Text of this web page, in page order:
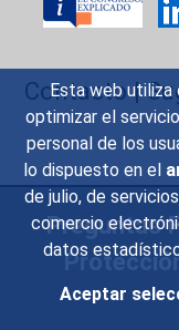
Esta web utiliza
optimizar el
personal de los
lo dispuesto en el
de julio, de
comercio
datos
Aceptar
Contacto|
Preguntas